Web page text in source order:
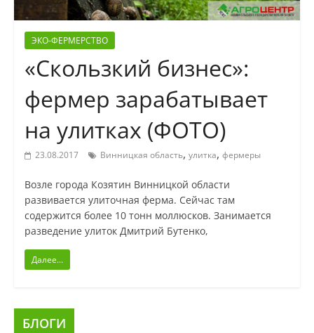
ЭКО-ФЕРМЕРСТВО
«Скользкий бизнес»:
фермер зарабатывает
на улитках (ФОТО)
23.08.2017 Винницкая область, улитка, фермеры
Возле города Козятин Винницкой области
развивается улиточная ферма. Сейчас там
содержится более 10 тонн моллюсков. Занимается
разведение улиток Дмитрий Бутенко,
Далее...
БЛОГИ